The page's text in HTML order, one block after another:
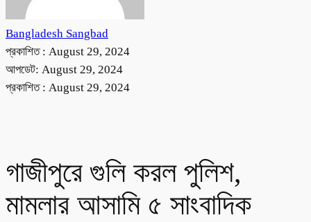
Bangladesh Sangbad
প্রকাশিত : August 29, 2024
আপডেট: August 29, 2024
প্রকাশিত : August 29, 2024
গাজীপুরে গুলি করল পুলিশ,
মামলার আসামি ৫ সাংবাদিক